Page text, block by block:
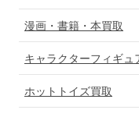
漫画・書籍・本買取
キャラクターフィギュ
ホットトイズ買取